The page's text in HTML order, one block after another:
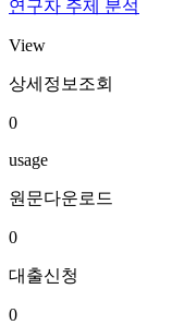
연구자 주제 분석
View
상세정보조회
0
usage
원문다운로드
0
대출신청
0